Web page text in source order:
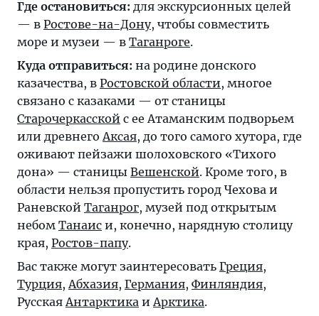
Где остановиться: для экскурсионных целей
— в Ростове-на-Дону, чтобы совместить
море и музеи — в Таганроге.
Куда отправиться: на родине донского
казачества, в Ростовской области, многое
связано с казаками — от станицы
Старочеркасской с ее Атаманским подворьем
или древнегоАксая, до того самого хутора, где
оживают пейзажи шолоховского «Тихого
дона» — станицы Вешенской. Кроме того, в
области нельзя пропустить город Чехова и
Раневской Таганрог, музей под открытым
небом Танаис и, конечно, нарядную столицу
края, Ростов-папу.
Вас также могут заинтересовать Греция,
Турция,Абхазия, Германия, Финляндия,
РусскаяАнтарктика иАрктика.